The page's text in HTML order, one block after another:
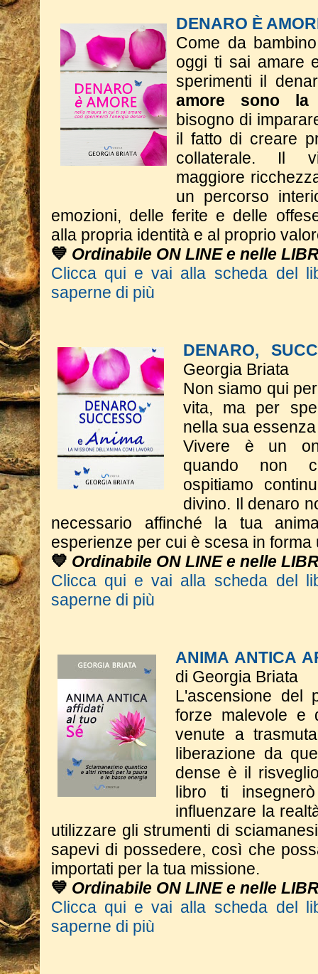
DENARO È
Come da
oggi ti sai amare
sperimenti il
amore sono la
bisogno di
il fatto di creare
collaterale. Il
maggiore
un percorso
emozioni, delle ferite e delle
alla propria identità e al proprio
💙 Ordinabile ON LINE e nelle
Clicca qui e vai alla scheda del
saperne di più
DENARO,
Georgia Briata
Non siamo qui
vita, ma per
nella sua
Vivere è un
quando non
ospitiamo
divino. Il denaro
necessario affinché la tua
esperienze per cui è scesa in
💙 Ordinabile ON LINE e nelle
Clicca qui e vai alla scheda del
saperne di più
ANIMA ANTICA
di Georgia Briata
L'ascensione del
forze malevole e
venute a
liberazione da
dense è il
libro ti
influenzare la
utilizzare gli strumenti di
sapevi di possedere, così che
importati per la tua missione.
💙 Ordinabile ON LINE e nelle
Clicca qui e vai alla scheda del
saperne di più